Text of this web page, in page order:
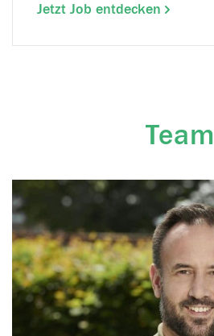
Jetzt Job entdecken
Team